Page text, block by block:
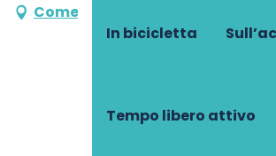
In bicicletta
Tempo libero attivo
Come arrivare